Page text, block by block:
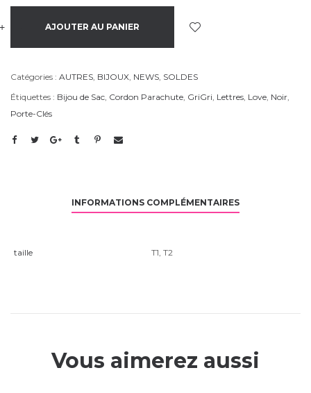
+ AJOUTER AU PANIER
Catégories : AUTRES, BIJOUX, NEWS, SOLDES
Étiquettes : Bijou de Sac, Cordon Parachute, GriGri, Lettres, Love, Noir,
Porte-Clés
INFORMATIONS COMPLÉMENTAIRES
taille T1, T2
Vous aimerez aussi